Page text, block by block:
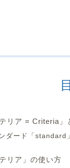
テリア = Criteria」
ダード「standard
リア」の使い方